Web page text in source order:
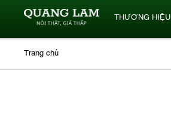
THƯƠNG HIỆU
Trang chủ